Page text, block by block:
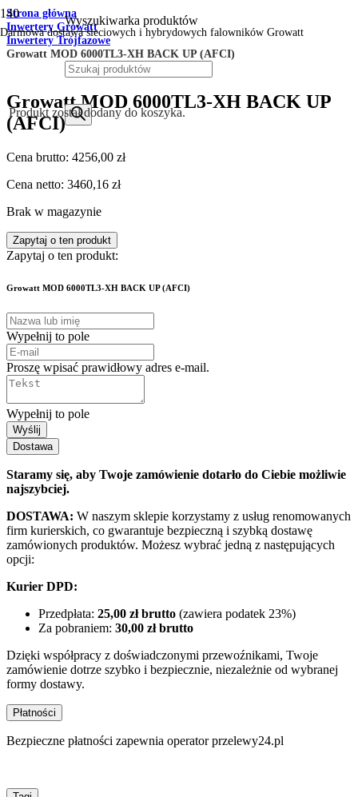
Darmowa dostawa sieciowych i hybrydowych falowników Growatt
Wyszukiwarka produktów
Produktzostał dodany do koszyka.
Strona główna
Inwertery Growatt
Inwertery Trójfazowe
Growatt MOD 6000TL3-XH BACK UP (AFCI)
Growatt MOD 6000TL3-XH BACK UP
(AFCI)
Cena brutto: 4256,00 zł
Cena netto: 3460,16 zł
Brak w magazynie
Zapytaj o ten produkt
Zapytaj o ten produkt:
Growatt MOD 6000TL3-XH BACK UP (AFCI)
Wypełnij to pole
Proszę wpisać prawidłowy adres e-mail.
Wypełnij to pole
Wyślij
Dostawa
Staramy się, aby Twoje zamówienie dotarło do Ciebie możliwie
najszybciej.
DOSTAWA: W naszym sklepie korzystamy z usług renomowanych
firm kurierskich, co gwarantuje bezpieczną i szybką dostawę
zamówionych produktów. Możesz wybrać jedną z następujących
opcji:
Kurier DPD:
Przedpłata: 25,00 zł brutto (zawiera podatek 23%)
Za pobraniem: 30,00 zł brutto
Dzięki współpracy z doświadczonymi przewoźnikami, Twoje
zamówienie dotrze szybko i bezpiecznie, niezależnie od wybranej
formy dostawy.
Płatności
Bezpieczne płatności zapewnia operator przelewy24.pl